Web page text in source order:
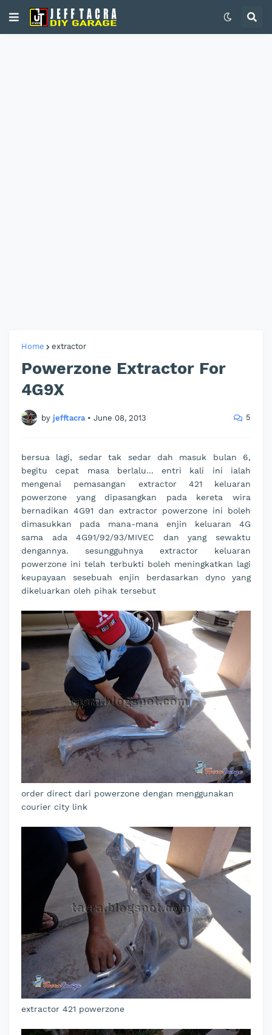
Home extractor
Powerzone Extractor For
4G9X
by jefftacra • June 08, 2013 5
bersua lagi, sedar tak sedar dah masuk bulan 6,
begitu cepat masa berlalu... entri kali ini ialah
mengenai pemasangan extractor 421 keluaran
powerzone yang dipasangkan pada kereta wira
bernadikan 4G91 dan extractor powerzone ini boleh
dimasukkan pada mana-mana enjin keluaran 4G
sama ada 4G91/92/93/MIVEC dan yang sewaktu
dengannya. sesungguhnya extractor keluaran
powerzone ini telah terbukti boleh meningkatkan lagi
keupayaan sesebuah enjin berdasarkan dyno yang
dikeluarkan oleh pihak tersebut
order direct dari powerzone dengan menggunakan
courier city link
extractor 421 powerzone